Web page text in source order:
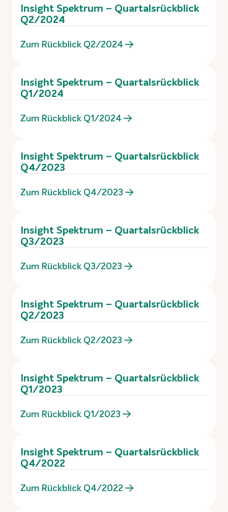
Insight Spektrum – Quartalsrückblick
Q2/2024
Zum Rückblick Q2/2024
Insight Spektrum – Quartalsrückblick
Q1/2024
Zum Rückblick Q1/2024
Insight Spektrum – Quartalsrückblick
Q4/2023
Zum Rückblick Q4/2023
Insight Spektrum – Quartalsrückblick
Q3/2023
Zum Rückblick Q3/2023
Insight Spektrum – Quartalsrückblick
Q2/2023
Zum Rückblick Q2/2023
Insight Spektrum – Quartalsrückblick
Q1/2023
Zum Rückblick Q1/2023
Insight Spektrum – Quartalsrückblick
Q4/2022
Zum Rückblick Q4/2022